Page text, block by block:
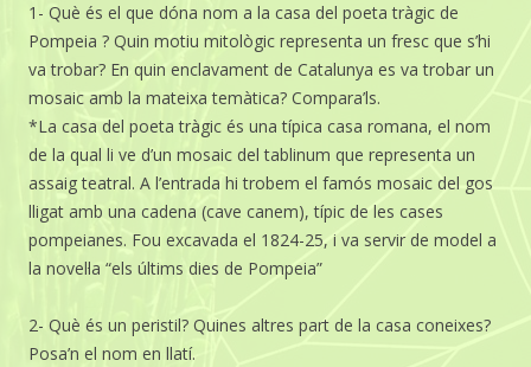
1- Què és el que dóna nom a la casa del poeta tràgic de
Pompeia ? Quin motiu mitològic representa un fresc que s’hi
va trobar? En quin enclavament de Catalunya es va trobar un
mosaic amb la mateixa temàtica? Compara’ls.
*La casa del poeta tràgic és una típica casa romana, el nom
de la qual li ve d’un mosaic del tablinum que representa un
assaig teatral. A l’entrada hi trobem el famós mosaic del gos
lligat amb una cadena (cave canem), típic de les cases
pompeianes. Fou excavada el 1824-25, i va servir de model a
la novel·la “els últims dies de Pompeia”
2- Què és un peristil? Quines altres part de la casa coneixes?
Posa’n el nom en llatí.